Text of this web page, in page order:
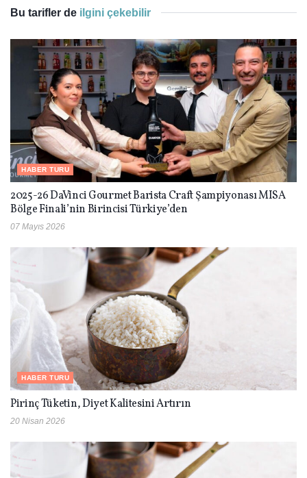
Bu tarifler de ilgini çekebilir
HABER TURU
2025-26 DaVinci Gourmet Barista Craft Şampiyonası MISA
Bölge Finali’nin Birincisi Türkiye’den
07 Mayıs 2026
HABER TURU
Pirinç Tüketin, Diyet Kalitesini Artırın
20 Nisan 2026